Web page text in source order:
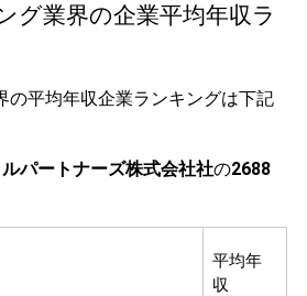
グ業界の企業平均年収ラ
の平均年収企業ランキングは下記
パートナーズ株式会社社の2688
平均年
収